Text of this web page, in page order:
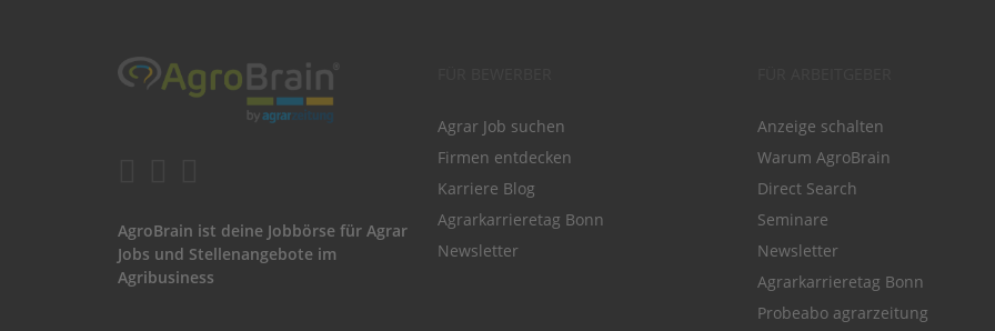
AgroBrain ist deine Jobbörse für Agrar
Jobs und Stellenangebote im
Agribusiness
Agrar Job suchen
Firmen entdecken
Karriere Blog
Agrarkarrieretag Bonn
Newsletter
Anzeige schalten
Warum AgroBrain
Direct Search
Seminare
Newsletter
Agrarkarrieretag Bonn
Probeabo agrarzeitung